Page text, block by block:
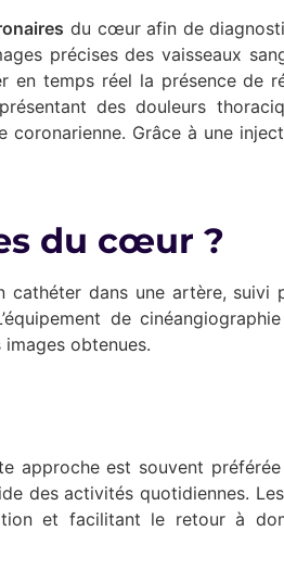
du cœur afin de
précises des vaisseaux
en temps réel la présence de
des douleurs
coronarienne. Grâce à une
du cœur ?
dans une artère, suivi
de
obtenues.
approche est souvent
des activités quotidiennes.
et facilitant le retour à